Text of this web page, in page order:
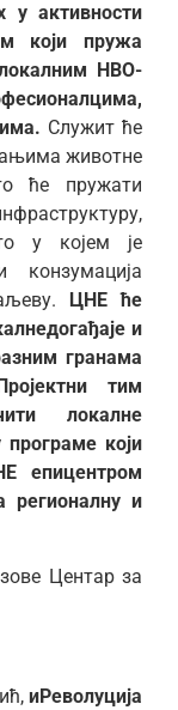
у активности
који пружа
НВО-
Служит ће
животне
ће пружати
у којем је
конзумација
ЦНЕ ће
и
гранама
тим
локалне
програме који
епицентром
и
Центар за
иРеволуцијa